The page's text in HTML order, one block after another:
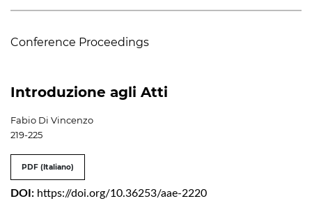
Conference Proceedings
Introduzione agli Atti
Fabio Di Vincenzo
219-225
PDF (Italiano)
DOI: https://doi.org/10.36253/aae-2220